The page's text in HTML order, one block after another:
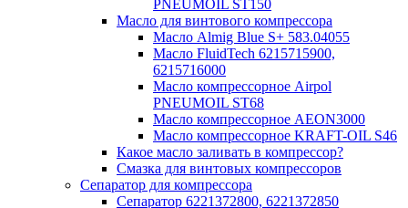
PNEUMOIL ST150
Масло для винтового компрессора
Масло Almig Blue S+ 583.04055
Масло FluidTech 6215715900,
6215716000
Масло компрессорное Airpol
PNEUMOIL ST68
Масло компрессорное AEON3000
Масло компрессорное KRAFT-OIL S46
Какое масло заливать в компрессор?
Смазка для винтовых компрессоров
Сепаратор для компрессора
Сепаратор 6221372800, 6221372850